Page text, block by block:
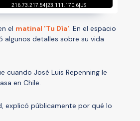
el matinal 'Tu Día'. En el espacio
algunos detalles sobre su vida
cuando José Luis Repenning le
en Chile.
explicó públicamente por qué lo